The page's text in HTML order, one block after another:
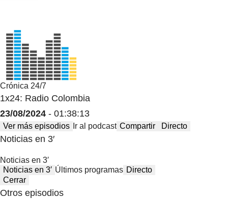
Crónica 24/7
1x24: Radio Colombia
23/08/2024 - 01:38:13
Ver más episodios Ir al podcast Compartir Directo
Noticias en 3′
Noticias en 3′
Noticias en 3′ Últimos programas Directo
Cerrar
Otros episodios